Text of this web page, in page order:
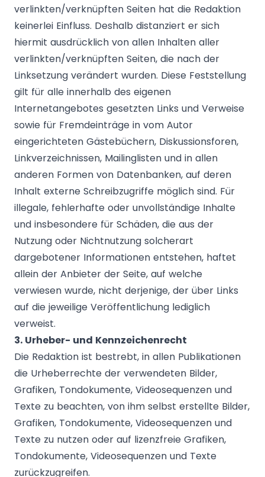
verlinkten/verknüpften Seiten hat die Redaktion
keinerlei Einfluss. Deshalb distanziert er sich
hiermit ausdrücklich von allen Inhalten aller
verlinkten/verknüpften Seiten, die nach der
Linksetzung verändert wurden. Diese Feststellung
gilt für alle innerhalb des eigenen
Internetangebotes gesetzten Links und Verweise
sowie für Fremdeinträge in vom Autor
eingerichteten Gästebüchern, Diskussionsforen,
Linkverzeichnissen, Mailinglisten und in allen
anderen Formen von Datenbanken, auf deren
Inhalt externe Schreibzugriffe möglich sind. Für
illegale, fehlerhafte oder unvollständige Inhalte
und insbesondere für Schäden, die aus der
Nutzung oder Nichtnutzung solcherart
dargebotener Informationen entstehen, haftet
allein der Anbieter der Seite, auf welche
verwiesen wurde, nicht derjenige, der über Links
auf die jeweilige Veröffentlichung lediglich
verweist.
3. Urheber- und Kennzeichenrecht
Die Redaktion ist bestrebt, in allen Publikationen
die Urheberrechte der verwendeten Bilder,
Grafiken, Tondokumente, Videosequenzen und
Texte zu beachten, von ihm selbst erstellte Bilder,
Grafiken, Tondokumente, Videosequenzen und
Texte zu nutzen oder auf lizenzfreie Grafiken,
Tondokumente, Videosequenzen und Texte
zurückzugreifen.